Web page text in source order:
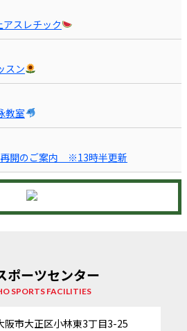
アスレチック
スン
教室
再開のご案内 ※13時半更新
ポーツセンター
SPORTS FACILITIES
阪市大正区小林東3丁目3-25